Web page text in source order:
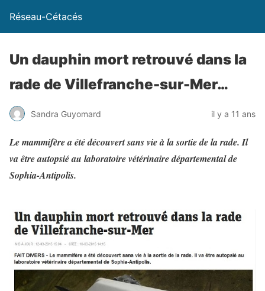
Réseau-Cétacés
Un dauphin mort retrouvé dans la
rade de Villefranche-sur-Mer…
Sandra Guyomard il y a 11 ans
Le mammifère a été découvert sans vie à la sortie de la rade. Il
va être autopsié au laboratoire vétérinaire départemental de
Sophia-Antipolis.